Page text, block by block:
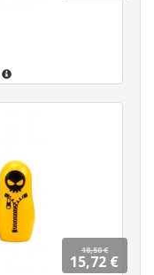
18,50 €
15,72 €